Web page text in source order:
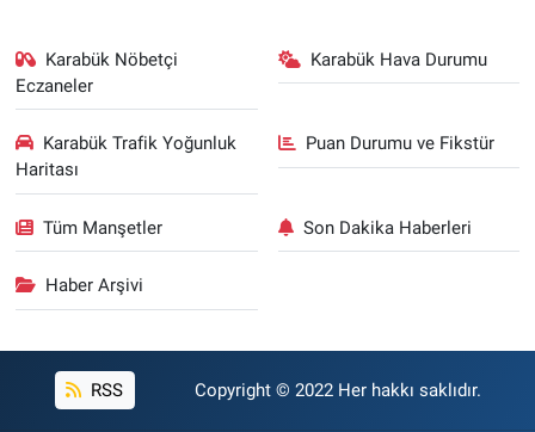
Karabük Nöbetçi
Eczaneler
Karabük Hava Durumu
Karabük Trafik Yoğunluk
Haritası
Puan Durumu ve Fikstür
Tüm Manşetler Son Dakika Haberleri
Haber Arşivi
RSS Copyright © 2022 Her hakkı saklıdır.